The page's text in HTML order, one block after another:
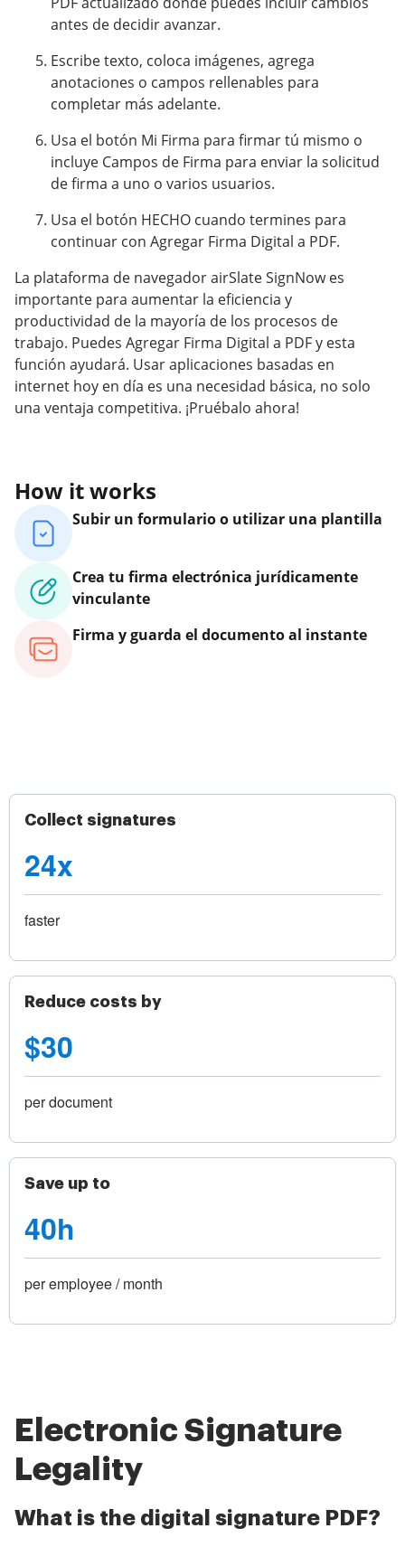
antes de decidir avanzar.
Escribe texto, coloca imágenes, agrega
anotaciones o campos rellenables para
completar más adelante.
Usa el botón Mi Firma para firmar tú mismo o
incluye Campos de Firma para enviar la solicitud
de firma a uno o varios usuarios.
Usa el botón HECHO cuando termines para
continuar con Agregar Firma Digital a PDF.
La plataforma de navegador airSlate SignNow es
importante para aumentar la eficiencia y
productividad de la mayoría de los procesos de
trabajo. Puedes Agregar Firma Digital a PDF y esta
función ayudará. Usar aplicaciones basadas en
internet hoy en día es una necesidad básica, no solo
una ventaja competitiva. ¡Pruébalo ahora!
How it works
Subir un formulario o utilizar una plantilla
Crea tu firma electrónica jurídicamente
vinculante
Firma y guarda el documento al instante
Collect signatures
24x
faster
Reduce costs by
$30
per document
Save up to
40h
per employee / month
Electronic Signature
Legality
What is the digital signature PDF?